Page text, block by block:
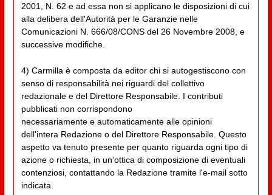
2001, N. 62 e ad essa non si applicano le disposizioni di cui
alla delibera dell'Autorità per le Garanzie nelle
Comunicazioni N. 666/08/CONS del 26 Novembre 2008, e
successive modifiche.
4) Carmilla è composta da editor chi si autogestiscono con
senso di responsabilità nei riguardi del collettivo
redazionale e del Direttore Responsabile. I contributi
pubblicati non corrispondono
necessariamente e automaticamente alle opinioni
dell'intera Redazione o del Direttore Responsabile. Questo
aspetto va tenuto presente per quanto riguarda ogni tipo di
azione o richiesta, in un'ottica di composizione di eventuali
contenziosi, contattando la Redazione tramite l'e-mail sotto
indicata.